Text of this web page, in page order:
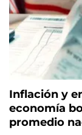
Inflación y
economía
promedio